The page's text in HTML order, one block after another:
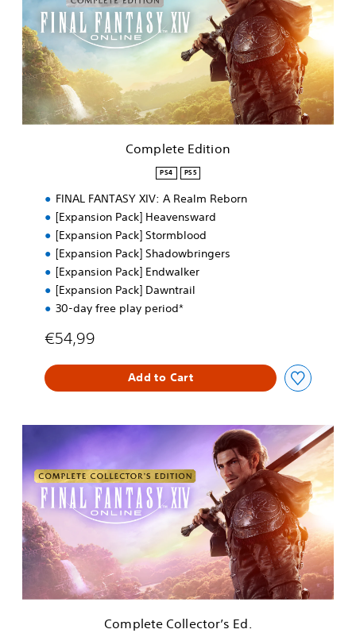
e
t
e
E
d
t
Complete Edition
PS4 PS5
FINAL FANTASY XIV: A Realm Reborn
[Expansion Pack] Heavensward
[Expansion Pack] Stormblood
[Expansion Pack] Shadowbringers
[Expansion Pack] Endwalker
[Expansion Pack] Dawntrail
30-day free play period*
€54,99
Add to Cart
m
p
l
e
t
e
C
o
l
Complete Collector’s Ed.